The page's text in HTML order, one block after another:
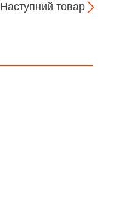
Наступний товар